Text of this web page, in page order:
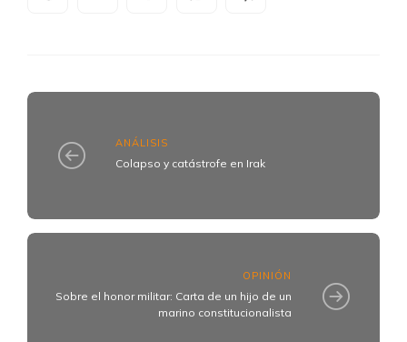
ANÁLISIS
Colapso y catástrofe en Irak
OPINIÓN
Sobre el honor militar: Carta de un hijo de un
marino constitucionalista